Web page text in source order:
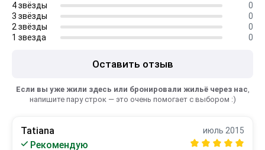
4 звёзды
0
3 звёзды
0
2 звёзды
0
1 звезда
0
Оставить отзыв
Если вы уже жили здесь или бронировали жильё через нас,
напишите пару строк — это очень помогает с выбором :)
Tatiana
Рекомендую
июль 2015